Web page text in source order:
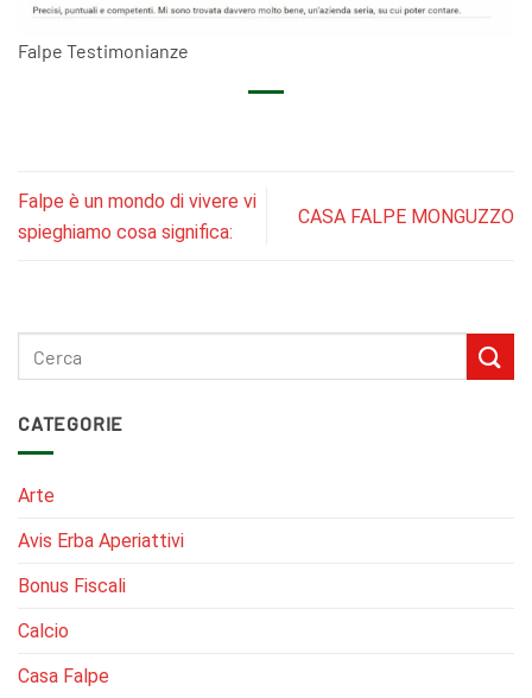
CATEGORIE
Arte
Avis Erba Aperiattivi
Bonus Fiscali
Calcio
Casa Falpe
Falpe Testimonianze
Falpe è un mondo di vivere vi
spieghiamo cosa significa:
CASA FALPE MONGUZZO